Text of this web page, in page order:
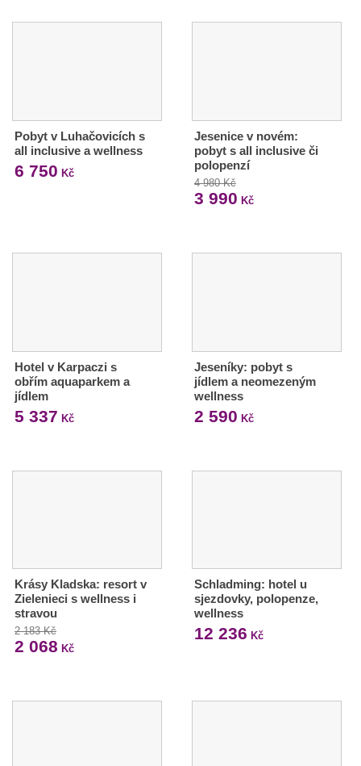
Pobyt v Luhačovicích s
all inclusive a wellness
6 750 Kč
Jesenice v novém:
pobyt s all inclusive či
polopenzí
4 980 Kč
3 990 Kč
Hotel v Karpaczi s
obřím aquaparkem a
jídlem
5 337 Kč
Jeseníky: pobyt s
jídlem a neomezeným
wellness
2 590 Kč
Krásy Kladska: resort v
Zielenieci s wellness i
stravou
2 183 Kč
2 068 Kč
Schladming: hotel u
sjezdovky, polopenze,
wellness
12 236 Kč